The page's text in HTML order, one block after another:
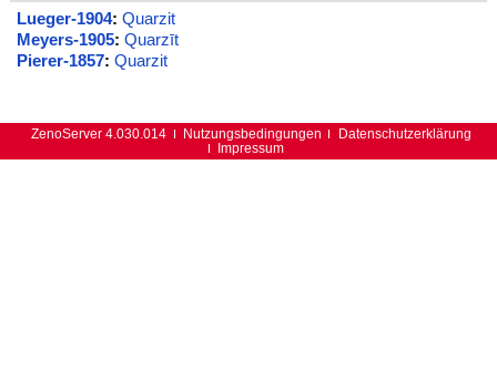
Lueger-1904: Quarzit
Meyers-1905: Quarzīt
Pierer-1857: Quarzit
ZenoServer 4.030.014 Nutzungsbedingungen
Datenschutzerklärung
Impressum